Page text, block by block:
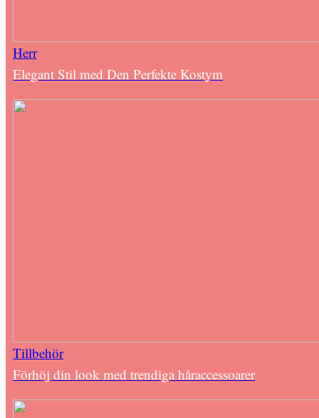
Herr
Elegant Stil med Den Perfekte Kostym
Tillbehör
Förhöj din look med trendiga håraccessoarer